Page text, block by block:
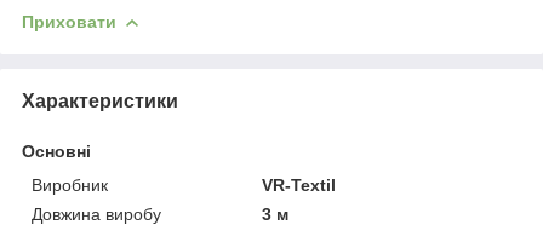
Приховати
Характеристики
Основні
Виробник
VR-Textil
Довжина виробу
3 м